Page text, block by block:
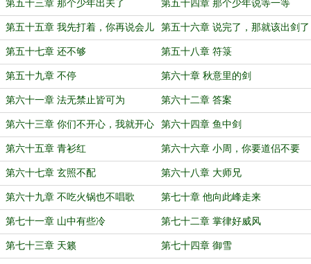
第五十三章 那个少年出关了 第五十四章 那个少年说等一等
第五十五章 我先打着，你再说会儿 第五十六章 说完了，那就该出剑了
第五十七章 还不够 第五十八章 符箓
第五十九章 不停 第六十章 秋意里的剑
第六十一章 法无禁止皆可为 第六十二章 答案
第六十三章 你们不开心，我就开心 第六十四章 鱼中剑
第六十五章 青衫红 第六十六章 小周，你要道侣不要
第六十七章 玄照不配 第六十八章 大师兄
第六十九章 不吃火锅也不唱歌 第七十章 他向此峰走来
第七十一章 山中有些冷 第七十二章 掌律好威风
第七十三章 天籁 第七十四章 御雪